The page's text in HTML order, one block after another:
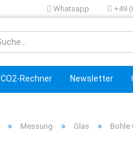
Whatsapp +49
CO2-Rechner Newsletter
» Messung » Glas » Bohle